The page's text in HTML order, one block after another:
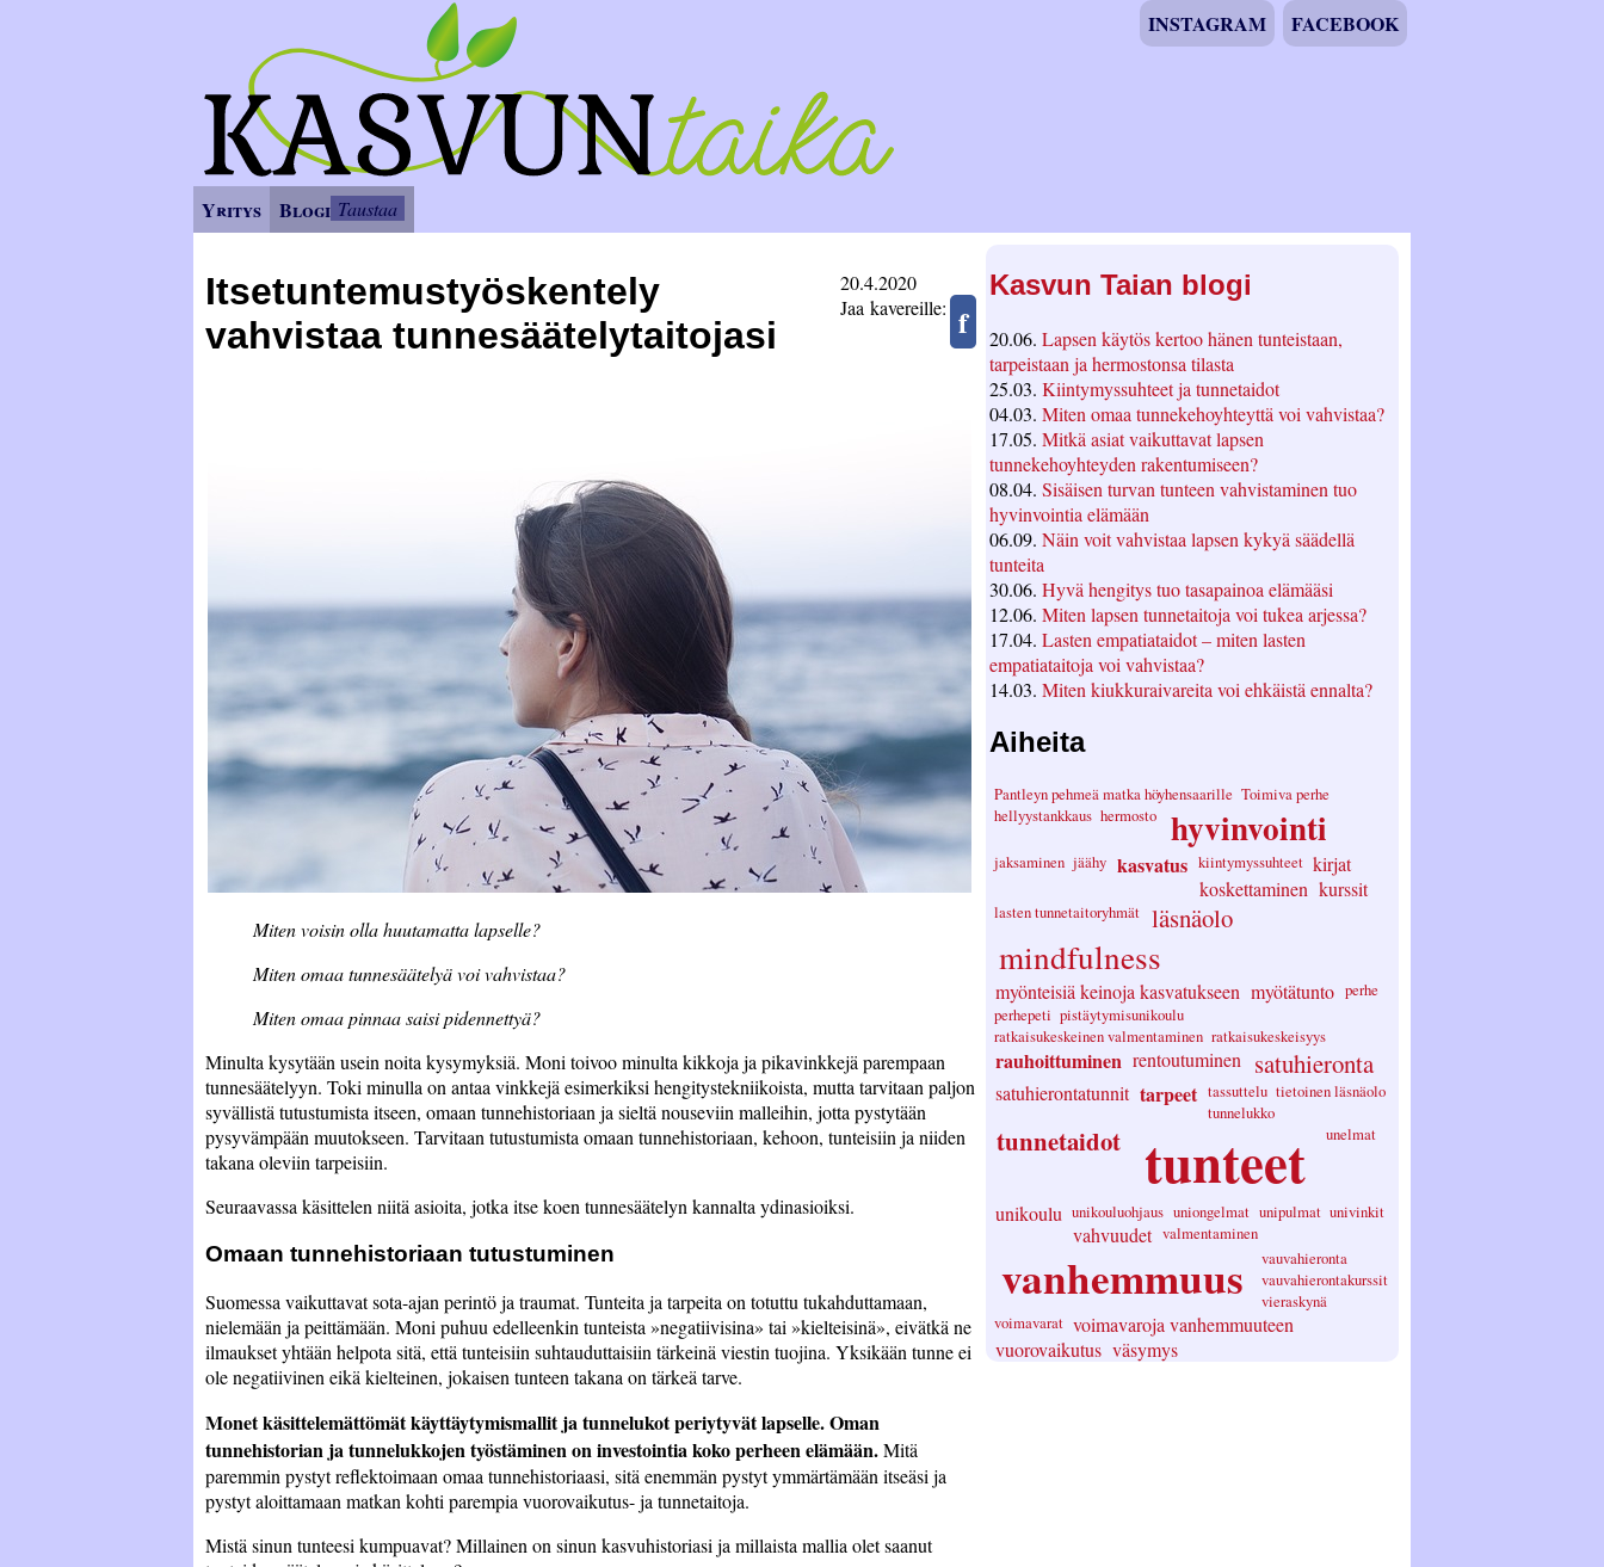
FACEBOOK
INSTAGRAM
Yritys Blogi Taustaa
Kasvun Taian blogi
20.06. Lapsen käytös kertoo hänen tunteistaan,
tarpeistaan ja hermostonsa tilasta
25.03. Kiintymyssuhteet ja tunnetaidot
04.03. Miten omaa tunnekehoyhteyttä voi vahvistaa?
17.05. Mitkä asiat vaikuttavat lapsen
tunnekehoyhteyden rakentumiseen?
08.04. Sisäisen turvan tunteen vahvistaminen tuo
hyvinvointia elämään
06.09. Näin voit vahvistaa lapsen kykyä säädellä
tunteita
30.06. Hyvä hengitys tuo tasapainoa elämääsi
12.06. Miten lapsen tunnetaitoja voi tukea arjessa?
17.04. Lasten empatiataidot – miten lasten
empatiataitoja voi vahvistaa?
14.03. Miten kiukkuraivareita voi ehkäistä ennalta?
Aiheita
Pantleyn pehmeä matka höyhensaarille Toimiva perhe
hellyystankkaus hermosto hyvinvointi
jaksaminen jäähy kasvatus kiintymyssuhteet kirjat
koskettaminen kurssit
lasten tunnetaitoryhmät läsnäolo
mindfulness
myönteisiä keinoja kasvatukseen myötätunto perhe
perhepeti pistäytymisunikoulu
ratkaisukeskeinen valmentaminen ratkaisukeskeisyys
rauhoittuminen rentoutuminen satuhieronta
satuhierontatunnit tarpeet tassuttelu tietoinen läsnäolo
tunnelukko
tunnetaidot tunteet unelmat
unikoulu unikouluohjaus uniongelmat unipulmat univinkit
vahvuudet valmentaminen
vanhemmuus
vauvahieronta
vauvahierontakurssit
vieraskynä
voimavarat voimavaroja vanhemmuuteen
vuorovaikutus väsymys
20.4.2020
f
Jaa kavereille:
Itsetuntemustyöskentely
vahvistaa tunnesäätelytaitojasi
Miten voisin olla huutamatta lapselle?
Miten omaa tunnesäätelyä voi vahvistaa?
Miten omaa pinnaa saisi pidennettyä?
Minulta kysytään usein noita kysymyksiä. Moni toivoo minulta kikkoja ja pikavinkkejä parempaan
tunnesäätelyyn. Toki minulla on antaa vinkkejä esimerkiksi hengitystekniikoista, mutta tarvitaan paljon
syvällistä tutustumista itseen, omaan tunnehistoriaan ja sieltä nouseviin malleihin, jotta pystytään
pysyvämpään muutokseen. Tarvitaan tutustumista omaan tunnehistoriaan, kehoon, tunteisiin ja niiden
takana oleviin tarpeisiin.
Seuraavassa käsittelen niitä asioita, jotka itse koen tunnesäätelyn kannalta ydinasioiksi.
Omaan tunnehistoriaan tutustuminen
Suomessa vaikuttavat sota-ajan perintö ja traumat. Tunteita ja tarpeita on totuttu tukahduttamaan,
nielemään ja peittämään. Moni puhuu edelleenkin tunteista negatiivisina tai kielteisinä , eivätkä ne
ilmaukset yhtään helpota sitä, että tunteisiin suhtauduttaisiin tärkeinä viestin tuojina. Yksikään tunne ei
ole negatiivinen eikä kielteinen, jokaisen tunteen takana on tärkeä tarve.
Monet käsittelemättömät käyttäytymismallit ja tunnelukot periytyvät lapselle. Oman
tunnehistorian ja tunnelukkojen työstäminen on investointia koko perheen elämään.Mitä
paremmin pystyt reflektoimaan omaa tunnehistoriaasi, sitä enemmän pystyt ymmärtämään itseäsi ja
pystyt aloittamaan matkan kohti parempia vuorovaikutus- ja tunnetaitoja.
Mistä sinun tunteesi kumpuavat? Millainen on sinun kasvuhistoriasi ja millaista mallia olet saanut